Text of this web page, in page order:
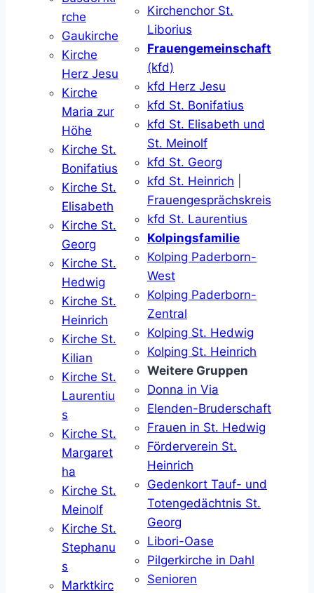
rche
Gaukirche
Kirche
Herz Jesu
Kirche
Maria zur
Höhe
Kirche St.
Bonifatius
Kirche St.
Elisabeth
Kirche St.
Georg
Kirche St.
Hedwig
Kirche St.
Heinrich
Kirche St.
Kilian
Kirche St.
Laurentiu
s
Kirche St.
Margaret
ha
Kirche St.
Meinolf
Kirche St.
Stephanu
s
Marktkirc
Kirchenchor St.
Liborius
Frauengemeinschaft
(kfd)
kfd Herz Jesu
kfd St. Bonifatius
kfd St. Elisabeth und
St. Meinolf
kfd St. Georg
kfd St. Heinrich
Frauengesprächskreis
kfd St. Laurentius
Kolpingsfamilie
Kolping Paderborn-
West
Kolping Paderborn-
Zentral
Kolping St. Hedwig
Kolping St. Heinrich
Weitere Gruppen
Donna in Via
Elenden-Bruderschaft
Frauen in St. Hedwig
Förderverein St.
Heinrich
Gedenkort Tauf- und
Totengedächtnis St.
Georg
Libori-Oase
Pilgerkirche in Dahl
Senioren